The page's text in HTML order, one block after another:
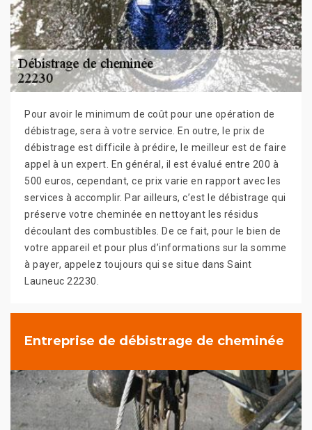
Pour avoir le minimum de coût pour une opération de
débistrage, sera à votre service. En outre, le prix de
débistrage est difficile à prédire, le meilleur est de faire
appel à un expert. En général, il est évalué entre 200 à
500 euros, cependant, ce prix varie en rapport avec les
services à accomplir. Par ailleurs, c’est le débistrage qui
préserve votre cheminée en nettoyant les résidus
découlant des combustibles. De ce fait, pour le bien de
votre appareil et pour plus d’informations sur la somme
à payer, appelez toujours qui se situe dans Saint
Launeuc 22230.
Entreprise de débistrage de cheminée